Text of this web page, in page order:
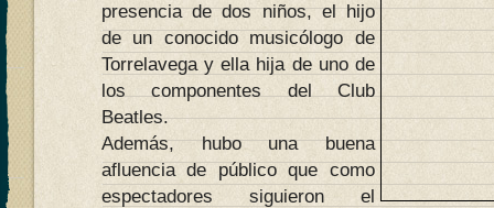
presencia de dos niños, el hijo
de un conocido musicólogo de
Torrelavega y ella hija de uno de
los componentes del Club
Beatles.
Además, hubo una buena
afluencia de público que como
espectadores siguieron el